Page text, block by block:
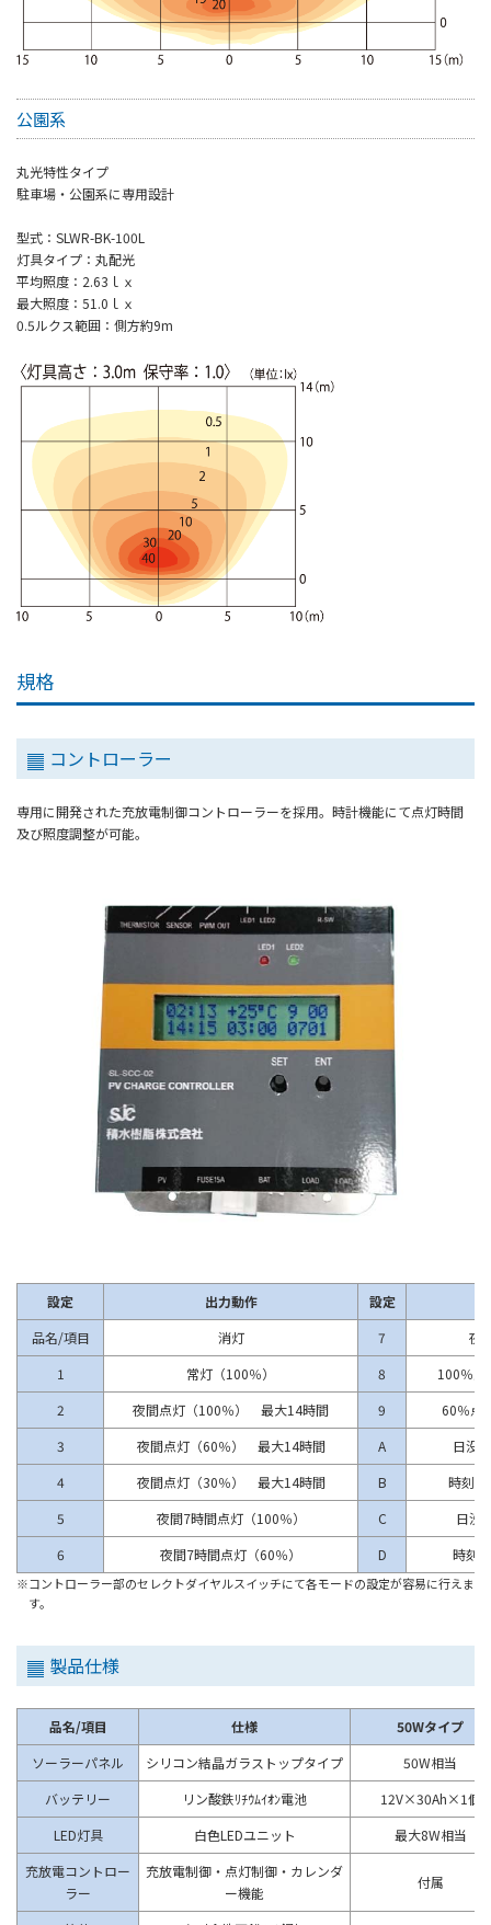
公園系
丸光特性タイプ
駐車場・公園系に専用設計
型式：SLWR-BK-100L
灯具タイプ：丸配光
平均照度：2.63ｌｘ
最大照度：51.0ｌｘ
0.5ルクス範囲：側方約9m
規格
コントローラー
専用に開発された充放電制御コントローラーを採用。時計機能にて点灯時間
及び照度調整が可能。
設定 出力動作
設定
品名/項目
消灯 7
夜
1
常灯（100％） 8
100％
2
夜間点灯（100％） 最大14時間 9
60％点
3
夜間点灯（60％） 最大14時間 A
日没
4
夜間点灯（30％） 最大14時間 B
時刻1
5
夜間7時間点灯（100％） C
日没
6
夜間7時間点灯（60％） D 時刻1
※コントローラー部のセレクトダイヤルスイッチにて各モードの設定が容易に行えま
す。
製品仕様
品名/項目 仕様
50Wタイプ
ソーラーパネル
シリコン結晶ガラストップタイプ
50W相当
バッテリー
リン酸鉄ﾘﾁｳﾑｲｵﾝ電池
12V×30Ah×1個
LED灯具
白色LEDユニット
最大8W相当
充放電コントロー
ラー
充放電制御・点灯制御・カレンダ
ー機能
付属